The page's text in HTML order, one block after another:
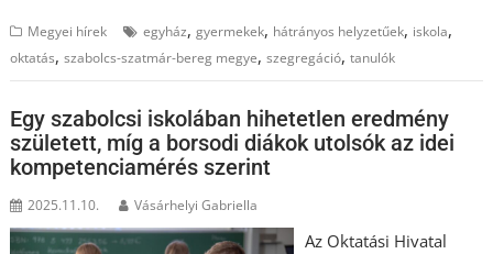
Megyei hírek egyház,gyermekek, hátrányos helyzetűek, iskola,
oktatás,szabolcs-szatmár-bereg megye,szegregáció,tanulók
Egy szabolcsi iskolában hihetetlen eredmény
született, míg a borsodi diákok utolsók az idei
kompetenciamérés szerint
2025.11.10. Vásárhelyi Gabriella
Az Oktatási Hivatal